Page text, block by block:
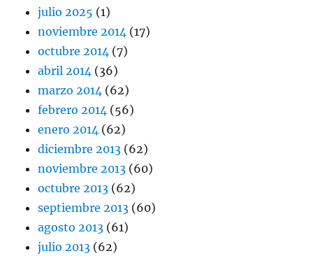
julio 2025 (1)
noviembre 2014 (17)
octubre 2014 (7)
abril 2014 (36)
marzo 2014 (62)
febrero 2014 (56)
enero 2014 (62)
diciembre 2013 (62)
noviembre 2013 (60)
octubre 2013 (62)
septiembre 2013 (60)
agosto 2013 (61)
julio 2013 (62)